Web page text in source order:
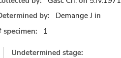
by:
Demange J in
specimen:
1
Undetermined stage: